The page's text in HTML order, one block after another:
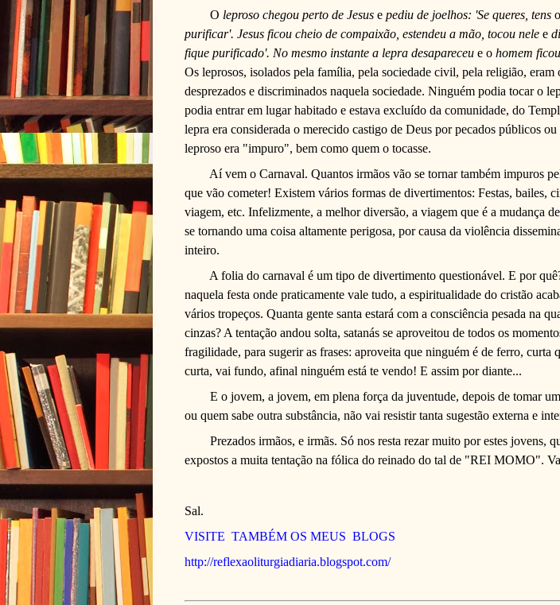
O leproso chegou perto de Jesus e pediu de joelhos: 'Se queres, tens o
purificar'. Jesus ficou cheio de compaixão, estendeu a mão, tocou nele e
fique purificado'. No mesmo instante a lepra desapareceu e o homem
Os leprosos, isolados pela família, pela sociedade civil, pela religião, eram
desprezados e discriminados naquela sociedade. Ninguém podia tocar o
podia entrar em lugar habitado e estava excluído da comunidade, do
lepra era considerada o merecido castigo de Deus por pecados públicos
leproso era "impuro", bem como quem o tocasse.
Aí vem o Carnaval. Quantos irmãos vão se tornar também impuros
que vão cometer! Existem vários formas de divertimentos: Festas, bailes,
viagem, etc. Infelizmente, a melhor diversão, a viagem que é a mudança
se tornando uma coisa altamente perigosa, por causa da violência
inteiro.
A folia do carnaval é um tipo de divertimento questionável. E por
naquela festa onde praticamente vale tudo, a espiritualidade do cristão
vários tropeços. Quanta gente santa estará com a consciência pesada na
cinzas? A tentação andou solta, satanás se aproveitou de todos os
fragilidade, para sugerir as frases: aproveita que ninguém é de ferro, curta
curta, vai fundo, afinal ninguém está te vendo! E assim por diante...
E o jovem, a jovem, em plena força da juventude, depois de tomar
ou quem sabe outra substância, não vai resistir tanta sugestão externa e
Prezados irmãos, e irmãs. Só nos resta rezar muito por estes jovens,
expostos a muita tentação na fólica do reinado do tal de "REI MOMO".
Sal.
VISITE TAMBÉM OS MEUS BLOGS
http://reflexaoliturgiadiaria.blogspot.com/